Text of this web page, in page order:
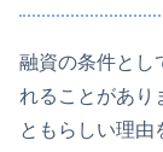
融資の条件とし
れることがあり
ともらしい理由